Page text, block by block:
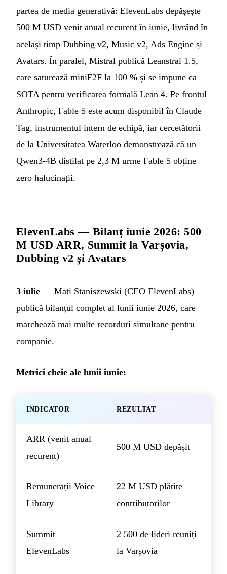
partea de media generativă: ElevenLabs depășește
500 M USD venit anual recurent în iunie, livrând în
același timp Dubbing v2, Music v2, Ads Engine și
Avatars. În paralel, Mistral publică Leanstral 1.5,
care saturează miniF2F la 100 % și se impune ca
SOTA pentru verificarea formală Lean 4. Pe frontul
Anthropic, Fable 5 este acum disponibil în Claude
Tag, instrumentul intern de echipă, iar cercetătorii
de la Universitatea Waterloo demonstrează că un
Qwen3-4B distilat pe 2,3 M urme Fable 5 obține
zero halucinații.
ElevenLabs — Bilanț iunie 2026: 500
M USD ARR, Summit la Varșovia,
Dubbing v2 și Avatars
3 iulie — Mati Staniszewski (CEO ElevenLabs)
publică bilanțul complet al lunii iunie 2026, care
marchează mai multe recorduri simultane pentru
companie.
Metrici cheie ale lunii iunie:
INDICATOR REZULTAT
ARR (venit anual
recurent)
500 M USD depășit
Remunerații Voice
Library
22 M USD plătite
contributorilor
Summit
ElevenLabs
2 500 de lideri reuniți
la Varșovia